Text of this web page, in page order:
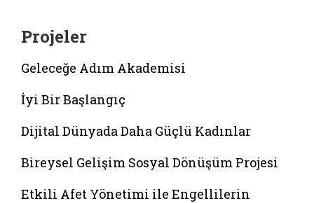
Projeler
Geleceğe Adım Akademisi
İyi Bir Başlangıç
Dijital Dünyada Daha Güçlü Kadınlar
Bireysel Gelişim Sosyal Dönüşüm Projesi
Etkili Afet Yönetimi ile Engellilerin